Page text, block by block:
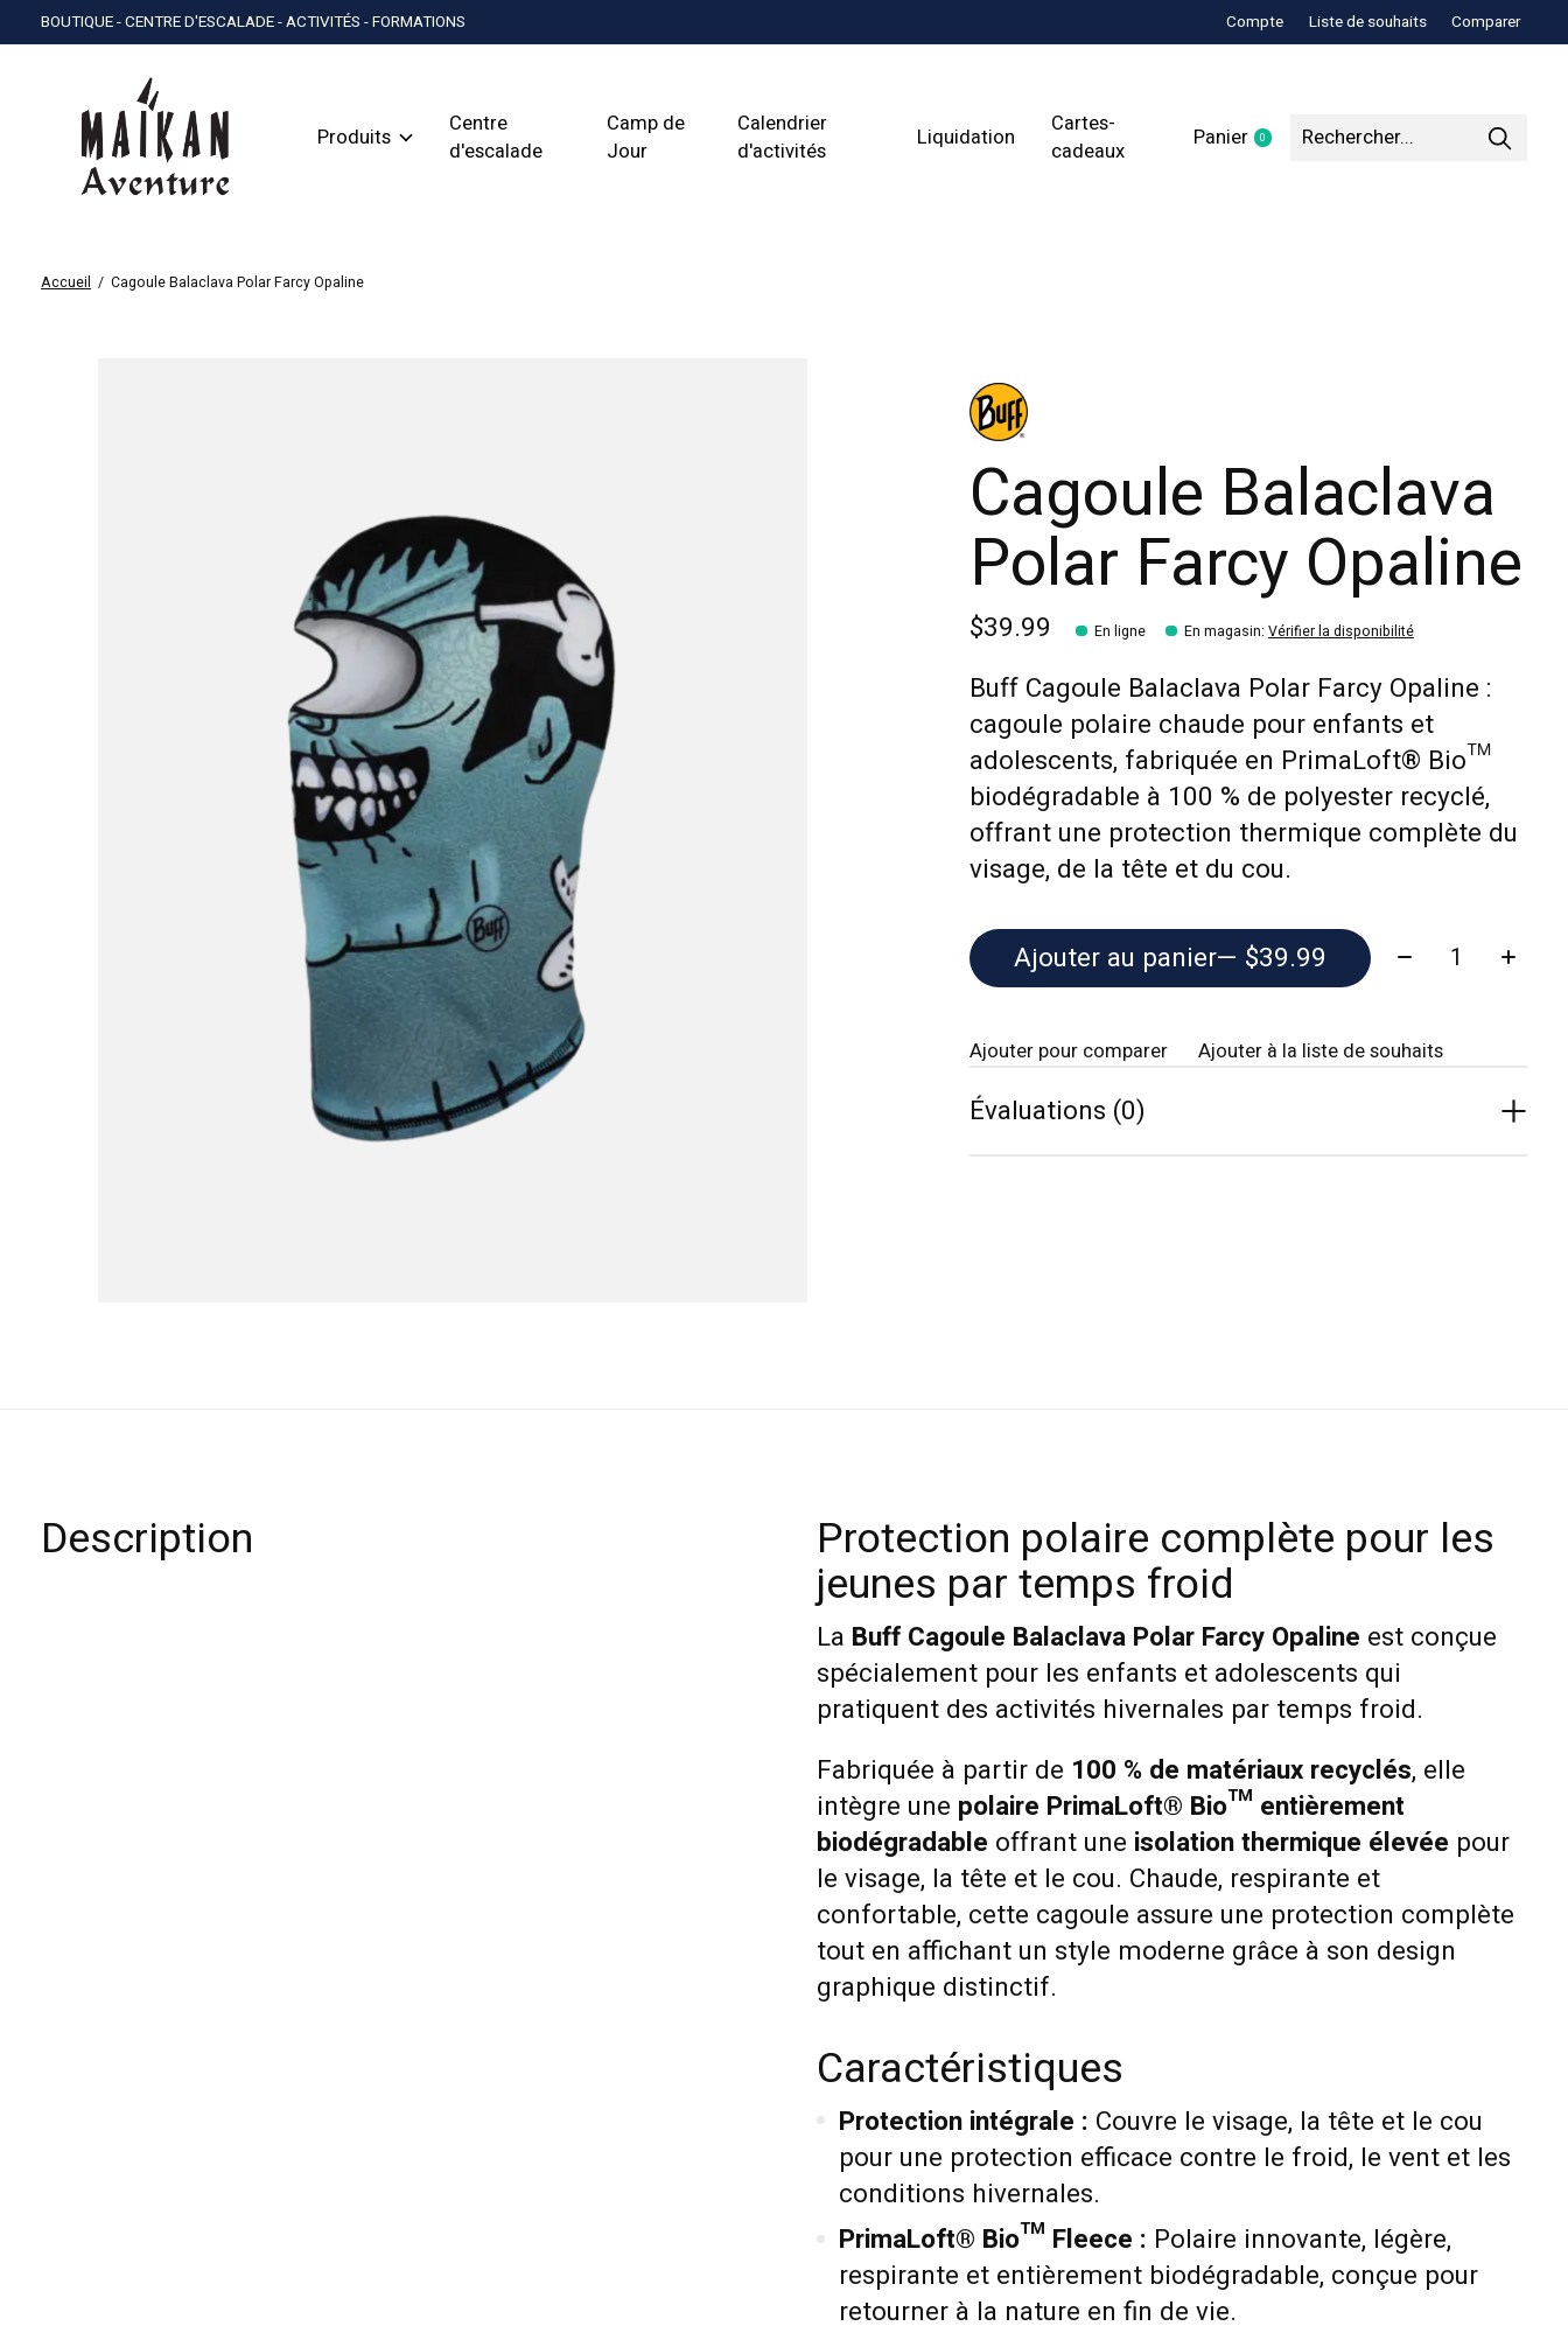
BOUTIQUE - CENTRE D'ESCALADE - ACTIVITÉS - FORMATIONS Compte Liste de souhaits Comparer
Produits
Centre
d'escalade
Camp de
Jour
Calendrier
d'activités
Liquidation
Cartes-
cadeaux
Panier 0items
Accueil / Cagoule Balaclava Polar Farcy Opaline
Cagoule Balaclava
Polar Farcy Opaline
$39.99 En ligne En magasin: Vérifier la disponibilité
Buff Cagoule Balaclava Polar Farcy Opaline :
cagoule polaire chaude pour enfants et
adolescents, fabriquée en PrimaLoft® Bio™
biodégradable à 100 % de polyester recyclé,
offrant une protection thermique complète du
visage, de la tête et du cou.
Ajouter au panier — $39.99 Quantité:
Ajouter pour comparer Ajouter à la liste de souhaits
Évaluations (0)
Description Protection polaire complète pour les
jeunes par temps froid
La Buff Cagoule Balaclava Polar Farcy Opaline est conçue
spécialement pour les enfants et adolescents qui
pratiquent des activités hivernales par temps froid.
Fabriquée à partir de 100 % de matériaux recyclés, elle
intègre une polaire PrimaLoft® Bio™ entièrement
biodégradable offrant une isolation thermique élevée pour
le visage, la tête et le cou. Chaude, respirante et
confortable, cette cagoule assure une protection complète
tout en affichant un style moderne grâce à son design
graphique distinctif.
Caractéristiques
Protection intégrale : Couvre le visage, la tête et le cou
pour une protection efficace contre le froid, le vent et les
conditions hivernales.
PrimaLoft® Bio™ Fleece : Polaire innovante, légère,
respirante et entièrement biodégradable, conçue pour
retourner à la nature en fin de vie.